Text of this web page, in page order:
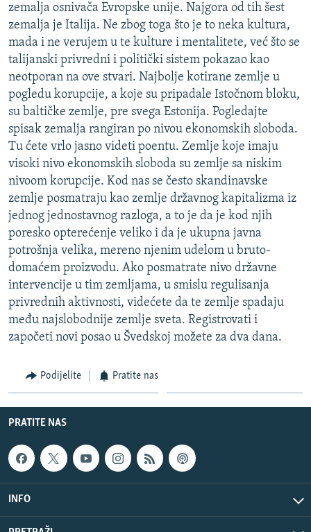
zemalja osnivača Evropske unije. Najgora od tih šest
zemalja je Italija. Ne zbog toga što je to neka kultura,
mada i ne verujem u te kulture i mentalitete, već što se
talijanski privredni i politički sistem pokazao kao
neotporan na ove stvari. Najbolje kotirane zemlje u
pogledu korupcije, a koje su pripadale Istočnom bloku,
su baltičke zemlje, pre svega Estonija. Pogledajte
spisak zemalja rangiran po nivou ekonomskih sloboda.
Tu ćete vrlo jasno videti poentu. Zemlje koje imaju
visoki nivo ekonomskih sloboda su zemlje sa niskim
nivoom korupcije. Kod nas se često skandinavske
zemlje posmatraju kao zemlje državnog kapitalizma iz
jednog jednostavnog razloga, a to je da je kod njih
poresko opterećenje veliko i da je ukupna javna
potrošnja velika, mereno njenim udelom u bruto-
domaćem proizvodu. Ako posmatrate nivo državne
intervencije u tim zemljama, u smislu regulisanja
privrednih aktivnosti, videćete da te zemlje spadaju
među najslobodnije zemlje sveta. Registrovati i
započeti novi posao u Švedskoj možete za dva dana.
Podijelite Pratite nas
PRATITE NAS
INFO